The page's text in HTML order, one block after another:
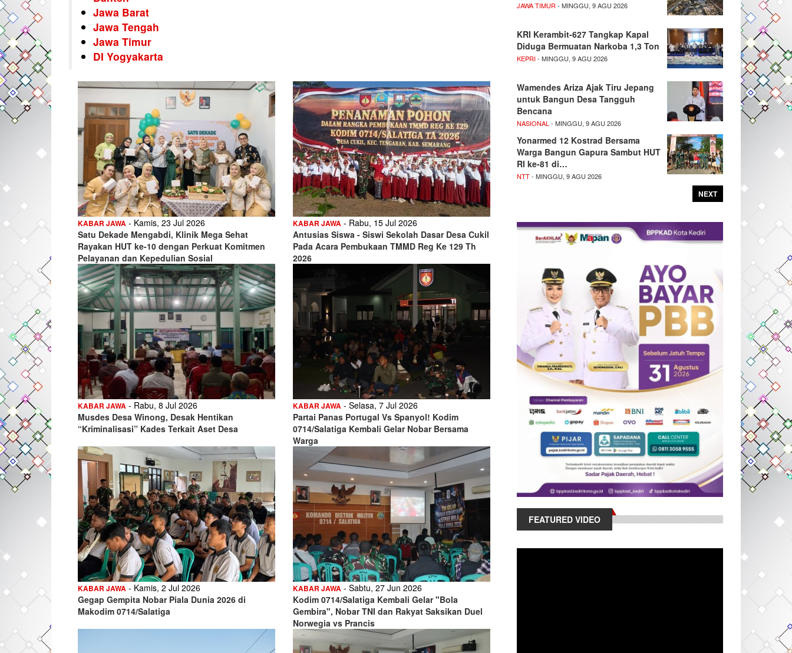
Jawa Barat
Jawa Tengah
Jawa Timur
DI Yogyakarta
KABAR JAWA - Kamis, 23 Jul 2026
Satu Dekade Mengabdi, Klinik Mega Sehat
Rayakan HUT ke-10 dengan Perkuat Komitmen
Pelayanan dan Kepedulian Sosial
KABAR JAWA - Rabu, 15 Jul 2026
Antusias Siswa - Siswi Sekolah Dasar Desa Cukil
Pada Acara Pembukaan TMMD Reg Ke 129 Th
2026
KABAR JAWA - Rabu, 8 Jul 2026
Musdes Desa Winong, Desak Hentikan
“Kriminalisasi” Kades Terkait Aset Desa
KABAR JAWA - Selasa, 7 Jul 2026
Partai Panas Portugal Vs Spanyol! Kodim
0714/Salatiga Kembali Gelar Nobar Bersama
Warga
KABAR JAWA - Kamis, 2 Jul 2026
Gegap Gempita Nobar Piala Dunia 2026 di
Makodim 0714/Salatiga
KABAR JAWA - Sabtu, 27 Jun 2026
Kodim 0714/Salatiga Kembali Gelar "Bola
Gembira", Nobar TNI dan Rakyat Saksikan Duel
Norwegia vs Prancis
Pagination
JAWA TIMUR - MINGGU, 9 AGU 2026
KRI Kerambit-627 Tangkap Kapal
Diduga Bermuatan Narkoba 1,3 Ton
KEPRI- MINGGU, 9 AGU 2026
Wamendes Ariza Ajak Tiru Jepang
untuk Bangun Desa Tangguh
Bencana
NASIONAL - MINGGU, 9 AGU 2026
Yonarmed 12 Kostrad Bersama
Warga Bangun Gapura Sambut HUT
RI ke-81 di…
NTT- MINGGU, 9 AGU 2026
NEXT
FEATURED VIDEO